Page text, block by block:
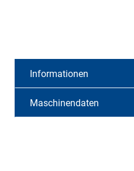
Informationen
Maschinendaten